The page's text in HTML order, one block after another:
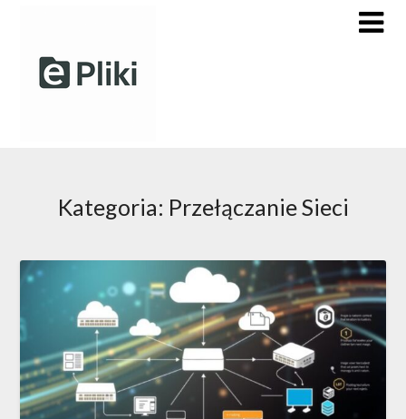
content
Kategoria: Przełączanie Sieci